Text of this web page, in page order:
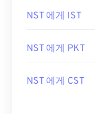
NST 에게 IST
NST 에게 PKT
NST 에게 CST